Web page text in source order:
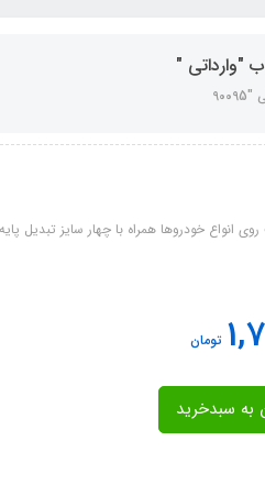
"وارداتی "
انواع خودروها همراه با چهار سایز تبدیل
تومان